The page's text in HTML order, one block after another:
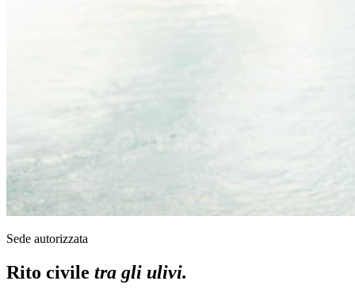
Sede autorizzata
Rito civile tra gli ulivi.